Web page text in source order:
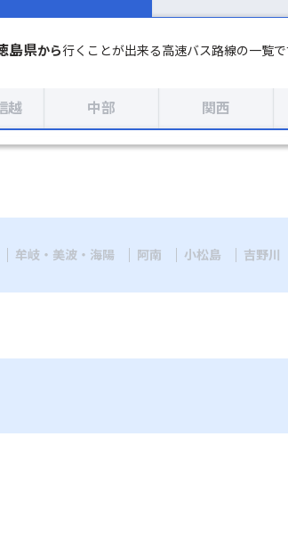
島県から行くことが出来る高速バス路線の一覧で
越 中部 関西
牟岐・美波・海陽 阿南 小松島 吉野川